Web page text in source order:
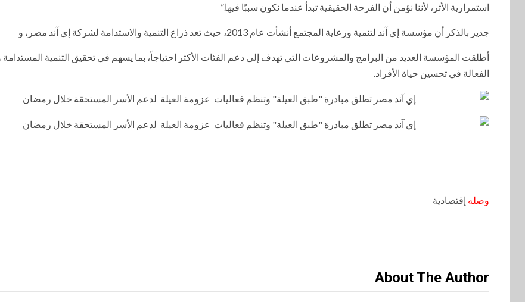
استمرارية الأثر، لأننا نؤمن أن الفرحة الحقيقية تبدأ عندما نكون سببًا فيها.”
جدير بالذكر أن مؤسسة إي آند لتنمية ورعاية المجتمع أنشأت عام 2013، حيث تعد ذراع التنمية والاستدامة لشركة إي آند مصر، و
أطلقت المؤسسة العديد من البرامج والمشروعات التي تهدف إلى دعم الفئات الأكثر احتياجاً، بما يسهم في تحقيق التنمية
الفعالة في تحسين حياة الأفراد.
وصله إقتصادية
About The Author